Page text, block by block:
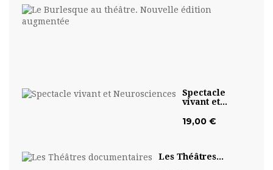
Spectacle
vivant et...
19,00 €
Les Théâtres...